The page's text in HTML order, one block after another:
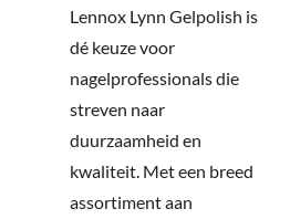
Lennox Lynn Gelpolish is
dé keuze voor
nagelprofessionals die
streven naar
duurzaamheid en
kwaliteit. Met een breed
assortiment aan